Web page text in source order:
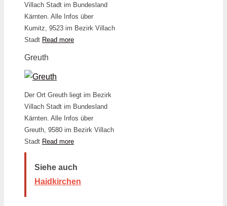
Villach Stadt im Bundesland
Kärnten. Alle Infos über
Kumitz, 9523 im Bezirk Villach
Stadt Read more
Greuth
Der Ort Greuth liegt im Bezirk
Villach Stadt im Bundesland
Kärnten. Alle Infos über
Greuth, 9580 im Bezirk Villach
Stadt Read more
Siehe auch
Haidkirchen